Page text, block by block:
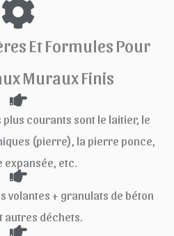
Et Formules Pour
Muraux Finis
courants sont le laitier, le
(pierre), la pierre ponce,
expansée, etc.
volantes + granulats de béton
autres déchets.